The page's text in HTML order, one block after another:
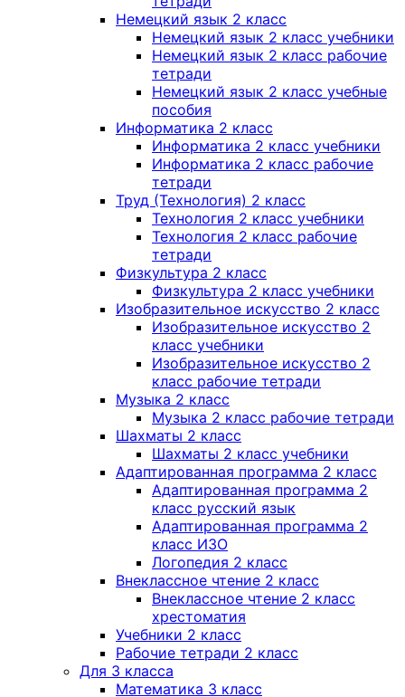
Немецкий язык 2 класс
Немецкий язык 2 класс учебники
Немецкий язык 2 класс рабочие
тетради
Немецкий язык 2 класс учебные
пособия
Информатика 2 класс
Информатика 2 класс учебники
Информатика 2 класс рабочие
тетради
Труд (Технология) 2 класс
Технология 2 класс учебники
Технология 2 класс рабочие
тетради
Физкультура 2 класс
Физкультура 2 класс учебники
Изобразительное искусство 2 класс
Изобразительное искусство 2
класс учебники
Изобразительное искусство 2
класс рабочие тетради
Музыка 2 класс
Музыка 2 класс рабочие тетради
Шахматы 2 класс
Шахматы 2 класс учебники
Адаптированная программа 2 класс
Адаптированная программа 2
класс русский язык
Адаптированная программа 2
класс ИЗО
Логопедия 2 класс
Внеклассное чтение 2 класс
Внеклассное чтение 2 класс
хрестоматия
Учебники 2 класс
Рабочие тетради 2 класс
Для 3 класса
Математика 3 класс